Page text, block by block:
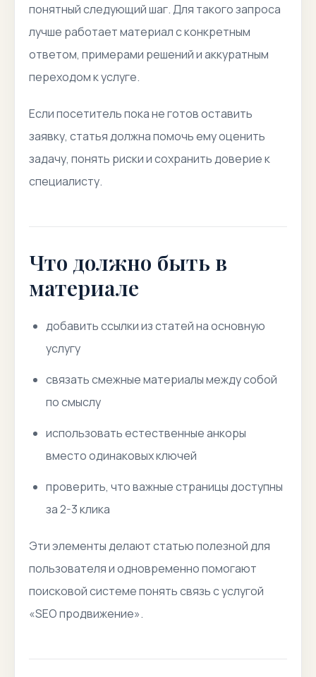
понятный следующий шаг. Для такого запроса
лучше работает материал с конкретным
ответом, примерами решений и аккуратным
переходом к услуге.
Если посетитель пока не готов оставить
заявку, статья должна помочь ему оценить
задачу, понять риски и сохранить доверие к
специалисту.
Что должно быть в
материале
добавить ссылки из статей на основную
услугу
связать смежные материалы между собой
по смыслу
использовать естественные анкоры
вместо одинаковых ключей
проверить, что важные страницы доступны
за 2-3 клика
Эти элементы делают статью полезной для
пользователя и одновременно помогают
поисковой системе понять связь с услугой
«SEO продвижение».